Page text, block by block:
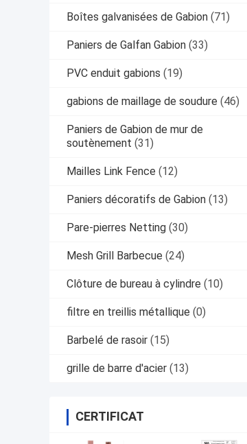
Boîtes galvanisées de Gabion (71)
Paniers de Galfan Gabion (33)
PVC enduit gabions (19)
gabions de maillage de soudure (46)
Paniers de Gabion de mur de
soutènement (31)
Mailles Link Fence (12)
Paniers décoratifs de Gabion (13)
Pare-pierres Netting (30)
Mesh Grill Barbecue (24)
Clôture de bureau à cylindre (10)
filtre en treillis métallique (0)
Barbelé de rasoir (15)
grille de barre d'acier (13)
CERTIFICAT